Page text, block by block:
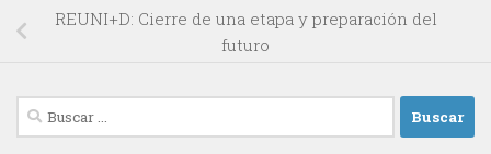
REUNI+D: Cierre de una etapa y preparación del
futuro
Buscar: